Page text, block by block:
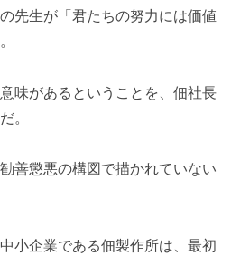
先生が「君たちの努力には価値
味があるということを、佃社長
。
善懲悪の構図で描かれていない
小企業である佃製作所は、最初